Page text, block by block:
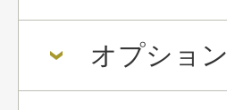
オプション